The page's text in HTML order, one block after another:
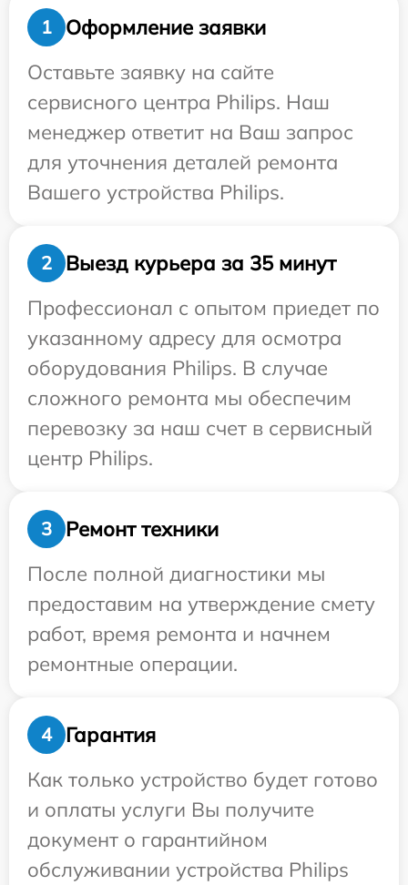
1
Оформление заявки
Оставьте заявку на сайте
сервисного центра Philips. Наш
менеджер ответит на Ваш запрос
для уточнения деталей ремонта
Вашего устройства Philips.
2
Выезд курьера за 35 минут
Профессионал с опытом приедет по
указанному адресу для осмотра
оборудования Philips. В случае
сложного ремонта мы обеспечим
перевозку за наш счет в сервисный
центр Philips.
3
Ремонт техники
После полной диагностики мы
предоставим на утверждение смету
работ, время ремонта и начнем
ремонтные операции.
4
Гарантия
Как только устройство будет готово
и оплаты услуги Вы получите
документ о гарантийном
обслуживании устройства Philips